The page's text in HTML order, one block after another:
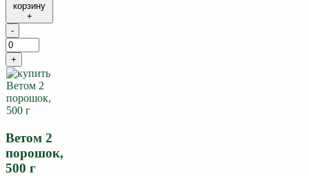
корзину
+
-
+
Ветом 2
порошок,
500 г